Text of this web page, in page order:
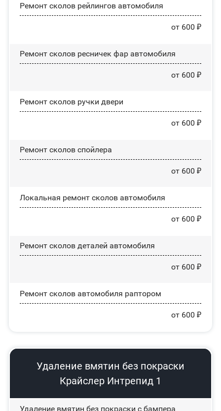
Ремонт сколов рейлингов автомобиля
от 600 ₽
Ремонт сколов ресничек фар автомобиля
от 600 ₽
Ремонт сколов ручки двери
от 600 ₽
Ремонт сколов спойлера
от 600 ₽
Локальная ремонт сколов автомобиля
от 600 ₽
Ремонт сколов деталей автомобиля
от 600 ₽
Ремонт сколов автомобиля раптором
от 600 ₽
Удаление вмятин без покраски
Крайслер Интрепид 1
Удаление вмятин без покраски с бампера